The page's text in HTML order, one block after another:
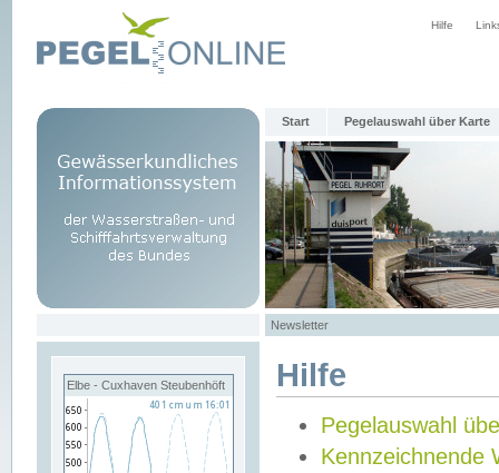
Hilfe
Start Pegelauswahl über Karte
Newsletter
Elbe - Cuxhaven Steubenhöft Hilfe
Pegelauswahl
Kennzeichnende